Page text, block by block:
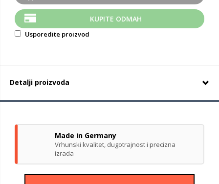
KUPITE ODMAH
Usporedite proizvod
Detalji proizvoda
Made in Germany
Vrhunski kvalitet, dugotrajnost i precizna
izrada